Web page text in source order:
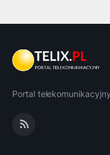
Portal